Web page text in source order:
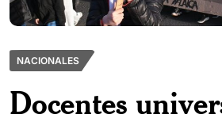
NACIONALES
Docentes